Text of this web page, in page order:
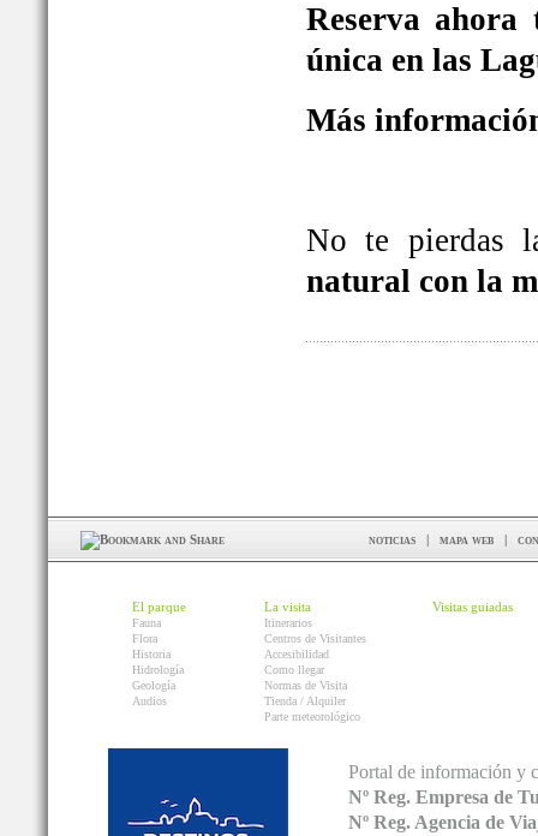
Reserva
única en las
Más
No te pierdas
natural con la
noticias mapa web
El parque
Fauna
Flora
Historia
Hidrología
Geología
Audios
La visita
Itinerarios
Centros de Visitantes
Accesibilidad
Como llegar
Normas de Visita
Tienda / Alquiler
Parte meteorológico
Visitas guiadas
Portal de información y
Nº Reg. Empresa de
Nº Reg. Agencia de